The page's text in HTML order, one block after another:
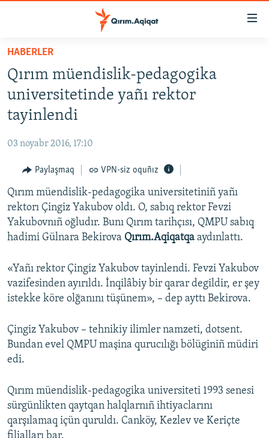
Esas
qaytmaq
Baş
navigatsiyağa
qaytmaq
Qıdıruvğa
qaytmaq
SİYASET
İQTİSADİYAT
MEDENİYET
İNSAN AQLARI
VİDEO
SÜRET
BLOGLAR
Русский
QOŞULIÑIZ!
RFE/RS bütün saytları
HABERLER
Qırım müendislik-pedagogika
universitetinde yañı rektor
tayinlendi
03 noyabr 2016, 17:10
Paylaşmaq VPN-siz oquñız
Qırım müendislik-pedagogika universitetiniñ yañı
rektorı Çingiz Yakubov oldı. O, sabıq rektor Fevzi
Yakubovnıñ oğludır. Bunı Qırım tarihçısı, QMPU sabıq
hadimi Gülnara Bekirova Qırım.Aqiqatqa aydınlattı.
«Yañı rektor Çingiz Yakubov tayinlendi. Fevzi Yakubov
vazifesinden ayırıldı. İnqilâbiy bir qarar degildir, er şey
istekke köre olğanını tüşünem», – dep ayttı Bekirova.
Çingiz Yakubov – tehnikiy ilimler namzeti, dotsent.
Bundan evel QMPU maşina qurucılığı bölüginiñ müdiri
edi.
Qırım müendislik-pedagogika universiteti 1993 senesi
sürgünlikten qaytqan halqlarnıñ ihtiyaclarını
qarşılamaq içün quruldı. Canköy, Kezlev ve Keriçte